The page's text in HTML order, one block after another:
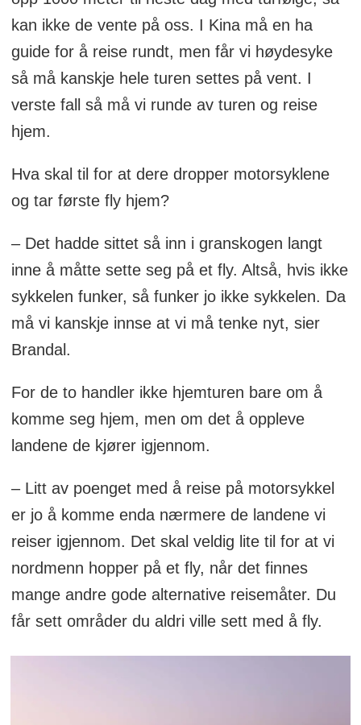
kan ikke de vente på oss. I Kina må en ha
guide for å reise rundt, men får vi høydesyke
så må kanskje hele turen settes på vent. I
verste fall så må vi runde av turen og reise
hjem.
Hva skal til for at dere dropper motorsyklene
og tar første fly hjem?
– Det hadde sittet så inn i granskogen langt
inne å måtte sette seg på et fly. Altså, hvis ikke
sykkelen funker, så funker jo ikke sykkelen. Da
må vi kanskje innse at vi må tenke nyt, sier
Brandal.
For de to handler ikke hjemturen bare om å
komme seg hjem, men om det å oppleve
landene de kjører igjennom.
– Litt av poenget med å reise på motorsykkel
er jo å komme enda nærmere de landene vi
reiser igjennom. Det skal veldig lite til for at vi
nordmenn hopper på et fly, når det finnes
mange andre gode alternative reisemåter. Du
får sett områder du aldri ville sett med å fly.